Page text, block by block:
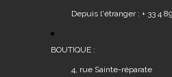
Depuis l'étranger : + 33 4
BOUTIQUE :
4, rue Sainte-réparate